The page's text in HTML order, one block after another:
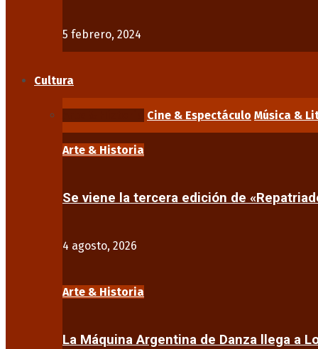
5 febrero, 2024
Cultura
Cine & Espectáculo Música &
Arte & Historia
Se viene la tercera edición de
4 agosto, 2026
Arte & Historia
La Máquina Argentina de Danza llega a